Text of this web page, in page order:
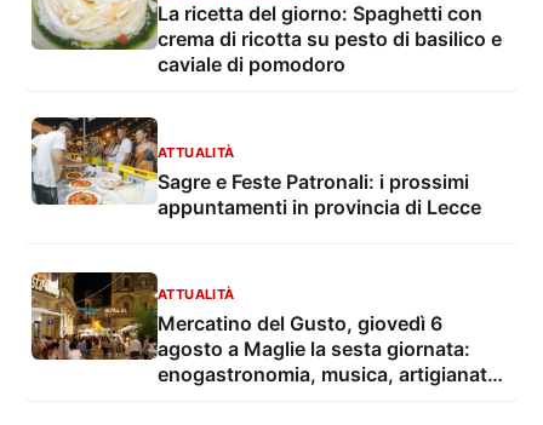
La ricetta del giorno: Spaghetti con
crema di ricotta su pesto di basilico e
caviale di pomodoro
ATTUALITÀ
Sagre e Feste Patronali: i prossimi
appuntamenti in provincia di Lecce
ATTUALITÀ
Mercatino del Gusto, giovedì 6
agosto a Maglie la sesta giornata:
enogastronomia, musica, artigianato